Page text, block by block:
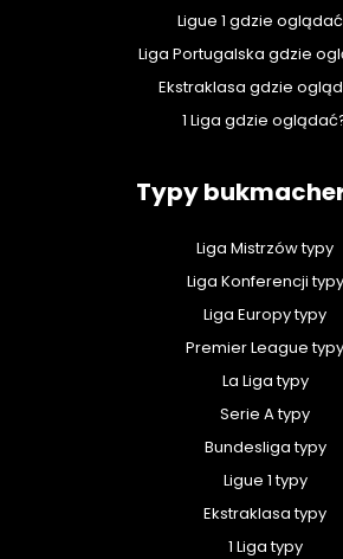
Ligue 1 gdzie
Liga Portugalska gdzie
Ekstraklasa gdzie
1 Liga gdzie
Typy
Liga Mistrzów typy
Liga Konferencji typy
Liga Europy typy
Premier League typy
La Liga typy
Serie A typy
Bundesliga typy
Ligue 1 typy
Ekstraklasa typy
1 Liga typy